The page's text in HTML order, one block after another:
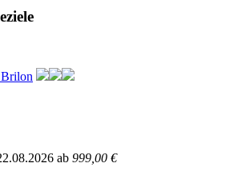
Brilon
ab 999,00 €